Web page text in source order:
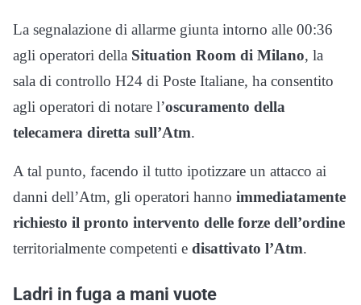
La segnalazione di allarme giunta intorno alle 00:36
agli operatori della Situation Room di Milano, la
sala di controllo H24 di Poste Italiane, ha consentito
agli operatori di notare l’oscuramento della
telecamera diretta sull’Atm.
A tal punto, facendo il tutto ipotizzare un attacco ai
danni dell’Atm, gli operatori hanno immediatamente
richiesto il pronto intervento delle forze dell’ordine
territorialmente competenti e disattivato l’Atm.
Ladri in fuga a mani vuote